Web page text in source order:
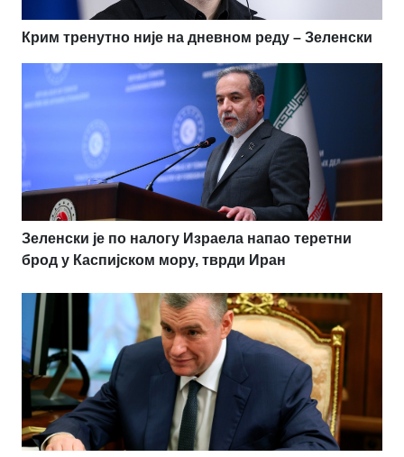
Крим тренутно није на дневном реду – Зеленски
Зеленски је по налогу Израела напао теретни
брод у Каспијском мору, тврди Иран